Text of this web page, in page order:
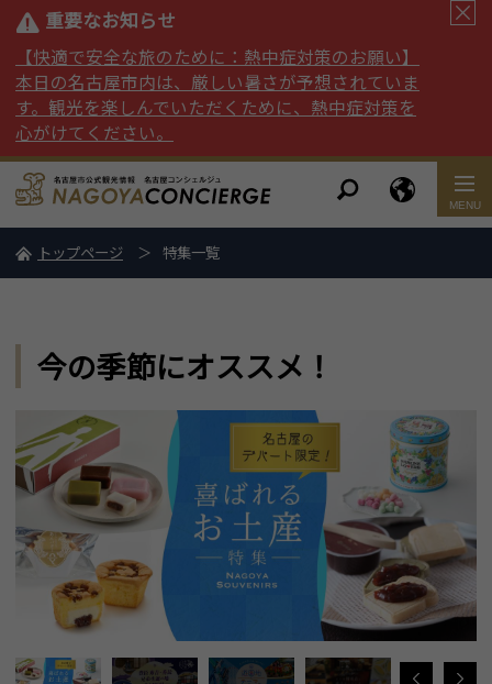
重要なお知らせ
【快適で安全な旅のために：熱中症対策のお願い】
本日の名古屋市内は、厳しい暑さが予想されていま
す。観光を楽しんでいただくために、熱中症対策を
心がけてください。
トップページ 特集一覧
今の季節にオススメ！